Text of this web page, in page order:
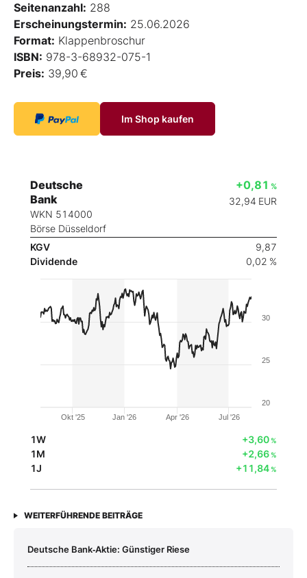
Seitenanzahl: 288
Erscheinungstermin: 25.06.2026
Format: Klappenbroschur
ISBN: 978-3-68932-075-1
Preis: 39,90 €
Im Shop kaufen
Deutsche
Bank
WKN 514000
Börse Düsseldorf
+0,81 %
32,94 EUR
KGV
9,87
Dividende
0,02 %
Okt '25 Jan '26 Apr '26 Jul '26
20
25
30
1W +3,60%
1M +2,66%
1J +11,84%
WEITERFÜHRENDE BEITRÄGE
Deutsche Bank‑Aktie: Günstiger Riese